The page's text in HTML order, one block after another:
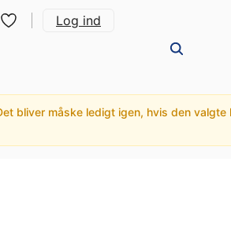
Log ind
bliver måske ledigt igen, hvis den